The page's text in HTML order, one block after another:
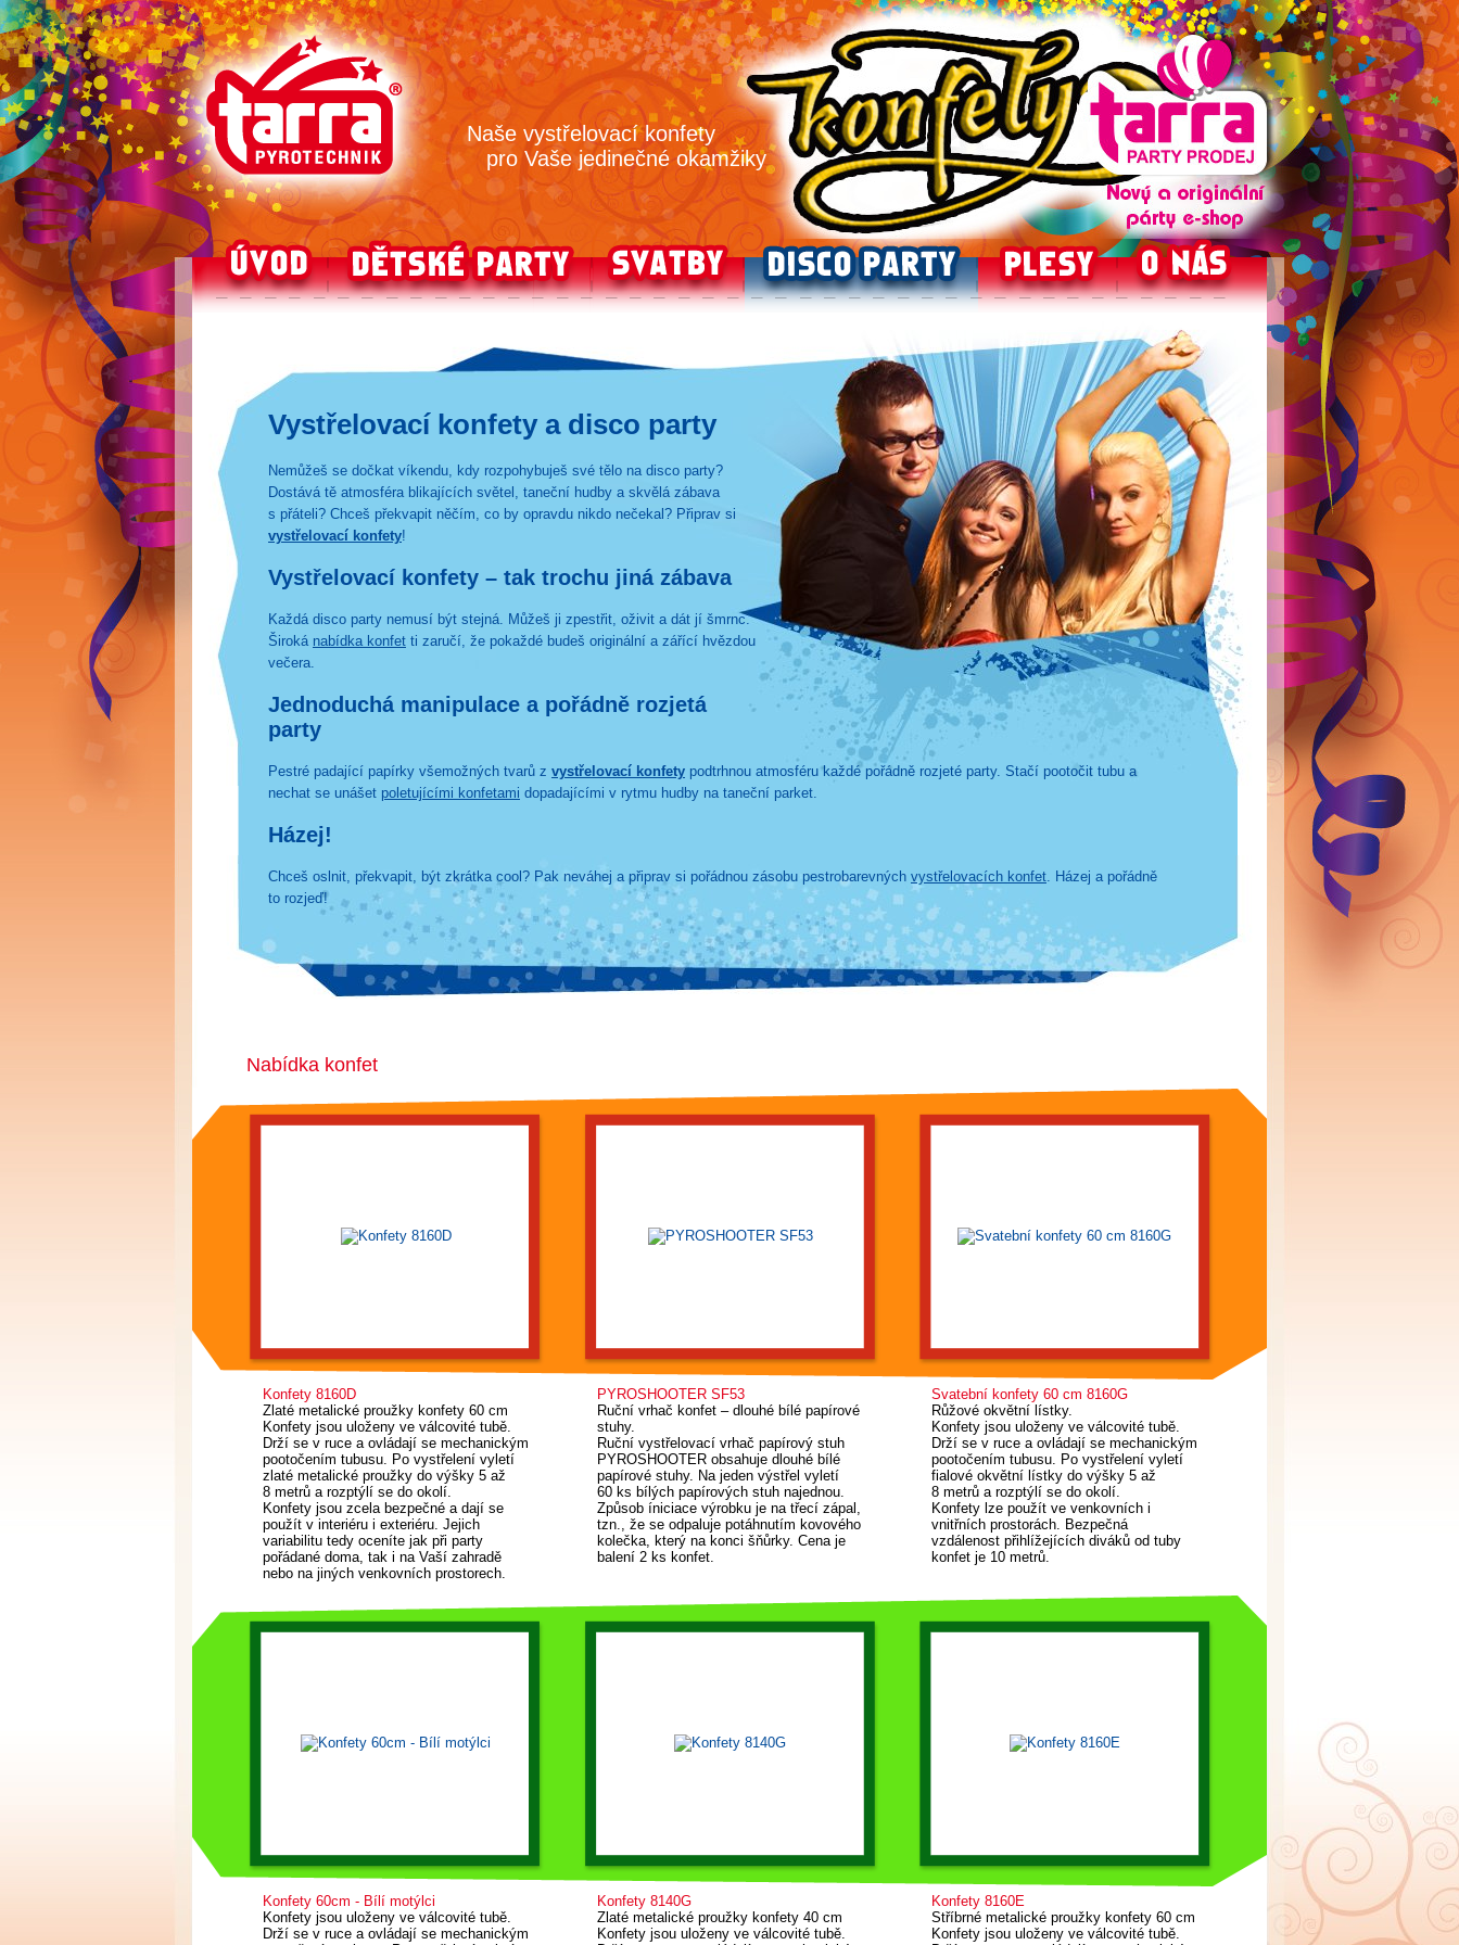
Naše vystřelovací konfety
pro Vaše jedinečné okamžiky
Vystřelovací konfety a disco party
Nemůžeš se dočkat víkendu, kdy rozpohybuješ své tělo na disco party?
Dostává tě atmosféra blikajících světel, taneční hudby a skvělá zábava
s přáteli? Chceš překvapit něčím, co by opravdu nikdo nečekal? Připrav si
vystřelovací konfety!
Vystřelovací konfety – tak trochu jiná zábava
Každá disco party nemusí být stejná. Můžeš ji zpestřit, oživit a dát jí šmrnc.
Široká nabídka konfet ti zaručí, že pokaždé budeš originální a zářící hvězdou
večera.
Jednoduchá manipulace a pořádně rozjetá
party
Pestré padající papírky všemožných tvarů z vystřelovací konfety podtrhnou atmosféru každé pořádně rozjeté party. Stačí pootočit tubu a
nechat se unášet poletujícími konfetami dopadajícími v rytmu hudby na taneční parket.
Házej!
Chceš oslnit, překvapit, být zkrátka cool? Pak neváhej a připrav si pořádnou zásobu pestrobarevných vystřelovacích konfet. Házej a pořádně
to rozjeď!
Nabídka konfet
Konfety 8160D
Zlaté metalické proužky konfety 60 cm
Konfety jsou uloženy ve válcovité tubě.
Drží se v ruce a ovládají se mechanickým
pootočením tubusu. Po vystřelení vyletí
zlaté metalické proužky do výšky 5 až
8 metrů a rozptýlí se do okolí.
Konfety jsou zcela bezpečné a dají se
použít v interiéru i exteriéru. Jejich
variabilitu tedy oceníte jak při party
pořádané doma, tak i na Vaší zahradě
nebo na jiných venkovních prostorech.
PYROSHOOTER SF53
Ruční vrhač konfet – dlouhé bílé papírové
stuhy.
Ruční vystřelovací vrhač papírový stuh
PYROSHOOTER obsahuje dlouhé bílé
papírové stuhy. Na jeden výstřel vyletí
60 ks bílých papírových stuh najednou.
Způsob íniciace výrobku je na třecí zápal,
tzn., že se odpaluje potáhnutím kovového
kolečka, který na konci šňůrky. Cena je
balení 2 ks konfet.
Svatební konfety 60 cm 8160G
Růžové okvětní lístky.
Konfety jsou uloženy ve válcovité tubě.
Drží se v ruce a ovládají se mechanickým
pootočením tubusu. Po vystřelení vyletí
fialové okvětní lístky do výšky 5 až
8 metrů a rozptýlí se do okolí.
Konfety lze použít ve venkovních i
vnitřních prostorách. Bezpečná
vzdálenost přihlížejících diváků od tuby
konfet je 10 metrů.
Konfety 60cm - Bílí motýlci
Konfety jsou uloženy ve válcovité tubě.
Drží se v ruce a ovládají se mechanickým
Konfety 8140G
Zlaté metalické proužky konfety 40 cm
Konfety jsou uloženy ve válcovité tubě.
Konfety 8160E
Stříbrné metalické proužky konfety 60 cm
Konfety jsou uloženy ve válcovité tubě.